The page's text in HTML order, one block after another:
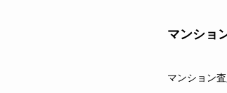
マンショ
マンション